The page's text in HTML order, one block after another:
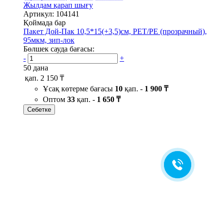
Жылдам қарап шығу
Артикул: 104141
Қоймада бар
Пакет Дой-Пак 10,5*15(+3,5)см, PET/PE (прозрачный),
95мкм, зип-лок
Бөлшек сауда бағасы:
-
+
50 дана
қап. 2 150 ₸
Ұсақ көтерме бағасы 10 қап. - 1 900 ₸
Оптом 33 қап. - 1 650 ₸
Себетке